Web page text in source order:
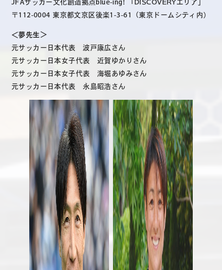
JFAサッカー文化創造拠点blue-ing! 「DISCOVERYエリア」
〒112-0004 東京都文京区後楽1-3-61（東京ドームシティ内）
＜夢先生＞
元サッカー日本代表 波戸康広さん
元サッカー日本女子代表 近賀ゆかりさん
元サッカー日本女子代表 海堀あゆみさん
元サッカー日本代表 永島昭浩さん